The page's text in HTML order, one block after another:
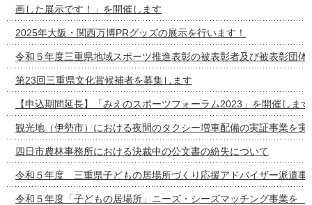
画した展示です！」を開催します
2025年大阪・関西万博PRグッズの展示を行います！
令和５年度三重県地域スポーツ推進表彰の被表彰者及び被表彰団体
第23回三重県文化賞候補者を募集します
【申込期間延長】「みえのスポーツフォーラム2023」を開催します
観光地（伊勢市）における夜間のタクシー増車配備の実証事業を実
四日市農林事務所における決裁中の公文書の紛失について
令和５年度 三重県子どもの居場所づくり応援アドバイザー派遣事
令和５年度「子どもの居場所」ニーズ・シーズマッチング